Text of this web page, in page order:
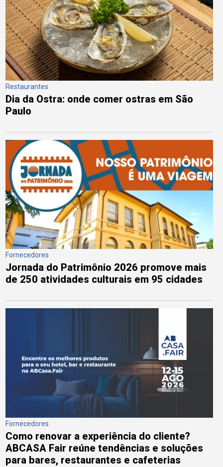
Restaurantes
Dia da Ostra: onde comer ostras em São
Paulo
Fornecedores
Jornada do Patrimônio 2026 promove mais
de 250 atividades culturais em 95 cidades
Fornecedores
Como renovar a experiência do cliente?
ABCASA Fair reúne tendências e soluções
para bares, restaurantes e cafeterias